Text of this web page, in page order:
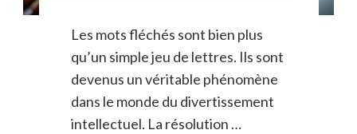
Les mots fléchés sont bien plus
qu’un simple jeu de lettres. Ils sont
devenus un véritable phénomène
dans le monde du divertissement
intellectuel. La résolution …